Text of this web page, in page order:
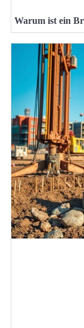
Warum ist ein